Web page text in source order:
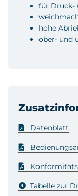
für Druck-
hohe
ober- und
Datenblatt
Tabelle zur